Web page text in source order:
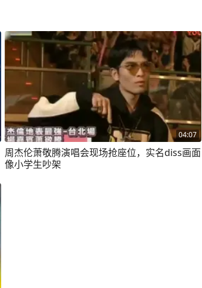
04:07
周杰伦萧敬腾演唱会现场抢座位，实名diss画面
像小学生吵架